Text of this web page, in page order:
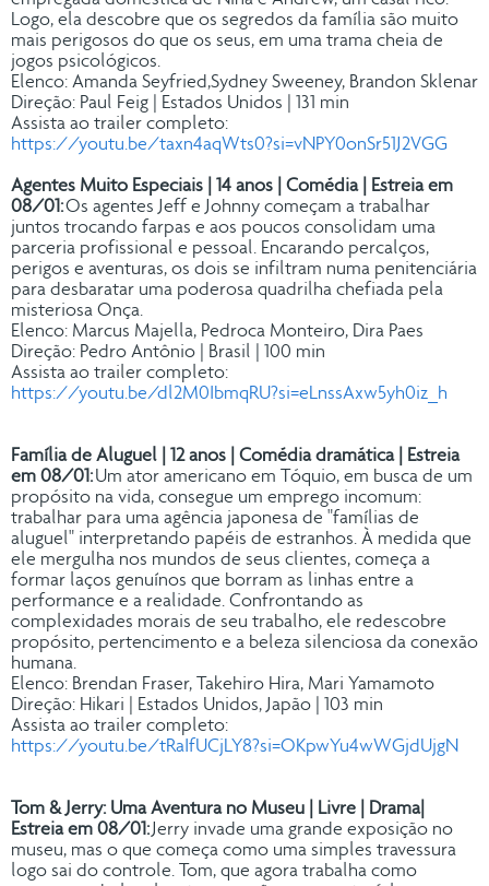
Logo, ela descobre que os segredos da família são muito
mais perigosos do que os seus, em uma trama cheia de
jogos psicológicos.
Elenco: Amanda Seyfried,Sydney Sweeney, Brandon Sklenar
Direção: Paul Feig | Estados Unidos | 131 min
Assista ao trailer completo:
https://youtu.be/taxn4aqWts0?si=vNPY0onSr51J2VGG
Agentes Muito Especiais | 14 anos | Comédia | Estreia em
08/01:Os agentes Jeff e Johnny começam a trabalhar
juntos trocando farpas e aos poucos consolidam uma
parceria profissional e pessoal. Encarando percalços,
perigos e aventuras, os dois se infiltram numa penitenciária
para desbaratar uma poderosa quadrilha chefiada pela
misteriosa Onça.
Elenco: Marcus Majella, Pedroca Monteiro, Dira Paes
Direção: Pedro Antônio | Brasil | 100 min
Assista ao trailer completo:
https://youtu.be/dl2M0IbmqRU?si=eLnssAxw5yh0iz_h
Família de Aluguel | 12 anos | Comédia dramática | Estreia
em 08/01:Um ator americano em Tóquio, em busca de um
propósito na vida, consegue um emprego incomum:
trabalhar para uma agência japonesa de "famílias de
aluguel" interpretando papéis de estranhos. À medida que
ele mergulha nos mundos de seus clientes, começa a
formar laços genuínos que borram as linhas entre a
performance e a realidade. Confrontando as
complexidades morais de seu trabalho, ele redescobre
propósito, pertencimento e a beleza silenciosa da conexão
humana.
Elenco: Brendan Fraser, Takehiro Hira, Mari Yamamoto
Direção: Hikari | Estados Unidos, Japão | 103 min
Assista ao trailer completo:
https://youtu.be/tRaIfUCjLY8?si=OKpwYu4wWGjdUjgN
Tom & Jerry: Uma Aventura no Museu | Livre | Drama|
Estreia em 08/01:Jerry invade uma grande exposição no
museu, mas o que começa como uma simples travessura
logo sai do controle. Tom, que agora trabalha como